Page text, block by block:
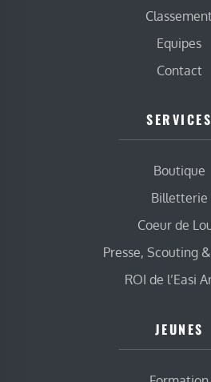
Equipes
Contact
SERVICES
Boutique
Billetterie
Coeur de
Presse, Scouting
ROI de l’Easi
JEUNES